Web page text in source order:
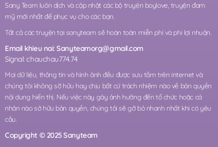
Sany Team luôn dịch và cập nhật các bộ truyện boylove, truyện đam
mỹ mới nhất để phục vụ cho các bạn.
Tất cả các truyện tại sanyteam sẽ hoàn toàn miễn phí và phi lợi nhuận.
Email khieu nai:Sanyteamorg@gmail.com
Signal: chauchau774.74
Mọi dữ liệu, thông tin và hình ảnh đều được sưu tầm trên internet và
chúng tôi không sỡ hữu hay chịu bất cứ trách nhiệm nào về bản quyền
nội dung hiển thị. Nếu việc này gây ảnh hưởng đến tổ chức hoặc cá
nhân nào sở hữu bản quyền, chúng tôi sẽ gỡ bỏ nhanh nhất khi có yêu
cầu.
Copyright © 2025 Sanyteam